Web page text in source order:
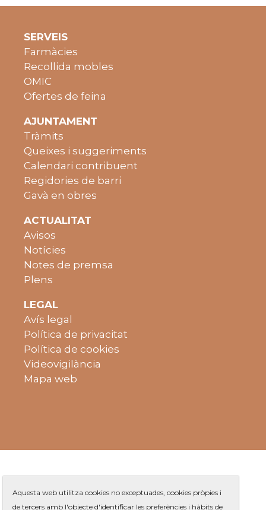
SERVEIS
Farmàcies
Recollida mobles
OMIC
Ofertes de feina
AJUNTAMENT
Tràmits
Queixes i suggeriments
Calendari contribuent
Regidories de barri
Gavà en obres
ACTUALITAT
Avisos
Notícies
Notes de premsa
Plens
LEGAL
Avís legal
Política de privacitat
Política de cookies
Videovigilància
Mapa web
Aquesta web utilitza cookies no exceptuades, cookies pròpies i
de tercers amb l'objecte d'identificar les preferències i hàbits de